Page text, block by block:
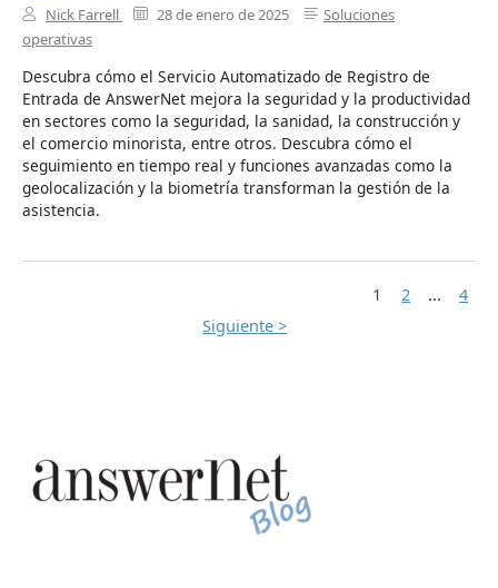
Nick Farrell 28 de enero de 2025
Soluciones
operativas
Descubra cómo el Servicio Automatizado de Registro de
Entrada de AnswerNet mejora la seguridad y la productividad
en sectores como la seguridad, la sanidad, la construcción y
el comercio minorista, entre otros. Descubra cómo el
seguimiento en tiempo real y funciones avanzadas como la
geolocalización y la biometría transforman la gestión de la
asistencia.
1 2 ...
4
Siguiente >